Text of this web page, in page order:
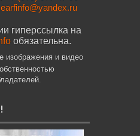
гиперссылка на
обязательна.
изображения и видео